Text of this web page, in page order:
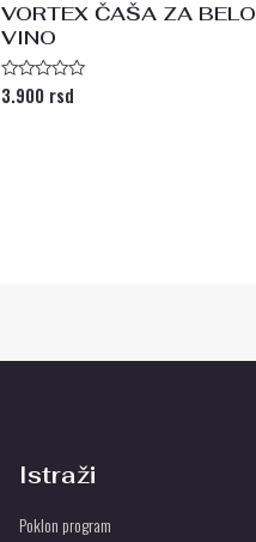
VORTEX ČAŠA ZA BELO
VINO
Ocenjeno
sa
3.900 rsd
Istraži
Poklon program